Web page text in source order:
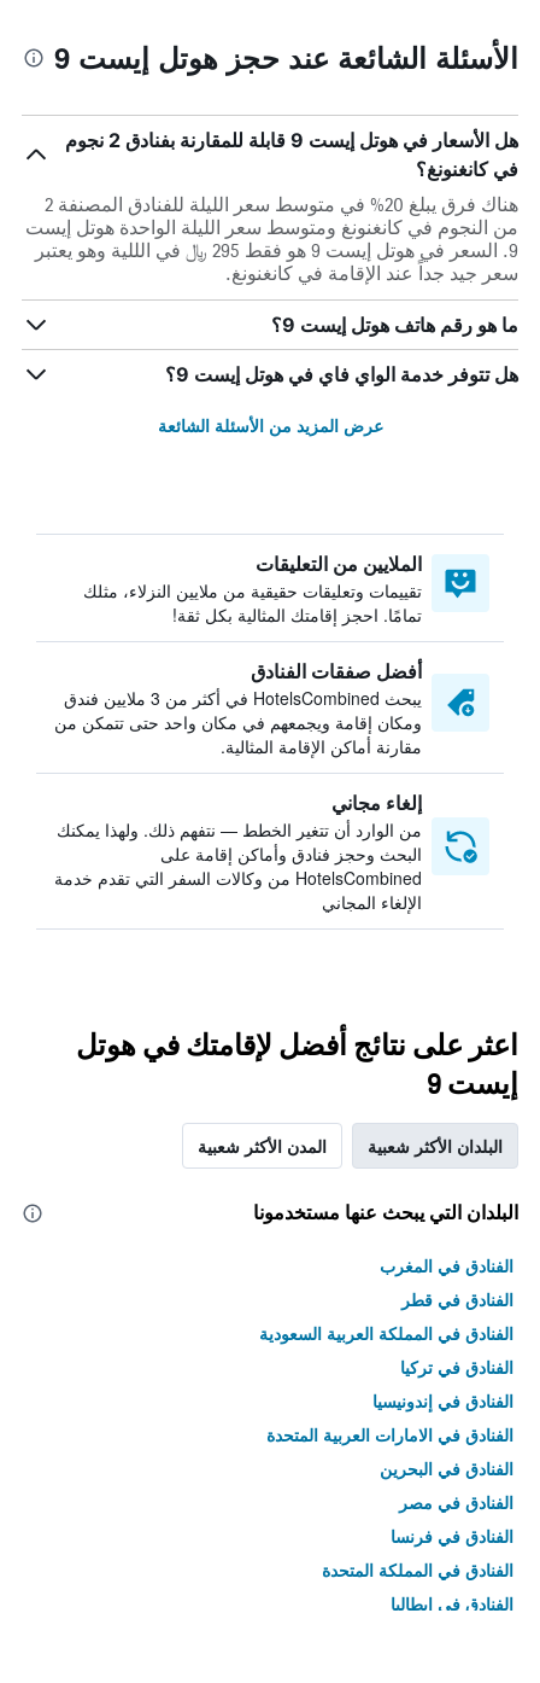
الأسئلة الشائعة عند حجز هوتل إيست 9
هل الأسعار في هوتل إيست 9 قابلة للمقارنة بفنادق 2 نجوم
في كانغنونغ؟
هناك فرق يبلغ 20% في متوسط ​​سعر الليلة للفنادق المصنفة 2
من النجوم في كانغنونغ ومتوسط ​​سعر الليلة الواحدة هوتل إيست
9. السعر في هوتل إيست 9 هو فقط 295 ﷼ في الللية وهو يعتبر
سعر جيد جداً عند الإقامة في كانغنونغ.
ما هو رقم هاتف هوتل إيست 9؟
هل تتوفر خدمة الواي فاي في هوتل إيست 9؟
عرض المزيد من الأسئلة الشائعة
الملايين من التعليقات
تقييمات وتعليقات حقيقية من ملايين النزلاء، مثلك
تمامًا. احجز إقامتك المثالية بكل ثقة!
أفضل صفقات الفنادق
يبحث HotelsCombined في أكثر من 3 ملايين فندق
ومكان إقامة ويجمعهم في مكان واحد حتى تتمكن من
مقارنة أماكن الإقامة المثالية.
إلغاء مجاني
من الوارد أن تتغير الخطط — نتفهم ذلك. ولهذا يمكنك
البحث وحجز فنادق وأماكن إقامة على
HotelsCombined من وكالات السفر التي تقدم خدمة
الإلغاء المجاني
اعثر على نتائج أفضل لإقامتك في هوتل
إيست 9
البلدان الأكثر شعبية المدن الأكثر شعبية
البلدان التي يبحث عنها مستخدمونا
الفنادق في المغرب
الفنادق في قطر
الفنادق في المملكة العربية السعودية
الفنادق في تركيا
الفنادق في إندونيسيا
الفنادق في الامارات العربية المتحدة
الفنادق في البحرين
الفنادق في مصر
الفنادق في فرنسا
الفنادق في المملكة المتحدة
الفنادق في إيطاليا